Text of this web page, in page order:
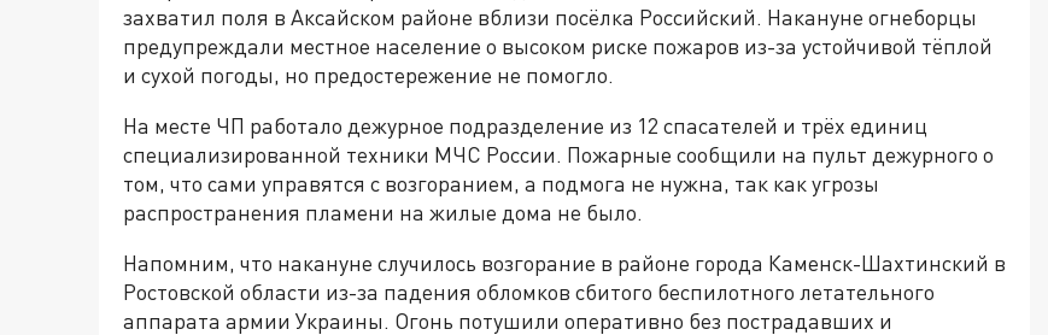
захватил поля в Аксайском районе вблизи посёлка Российский. Накануне огнеборцы
предупреждали местное население о высоком риске пожаров из-за устойчивой тёплой
и сухой погоды, но предостережение не помогло.
На месте ЧП работало дежурное подразделение из 12 спасателей и трёх единиц
специализированной техники МЧС России. Пожарные сообщили на пульт дежурного о
том, что сами управятся с возгоранием, а подмога не нужна, так как угрозы
распространения пламени на жилые дома не было.
Напомним, что накануне случилось возгорание в районе города Каменск-Шахтинский в
Ростовской области из-за падения обломков сбитого беспилотного летательного
аппарата армии Украины. Огонь потушили оперативно без пострадавших и